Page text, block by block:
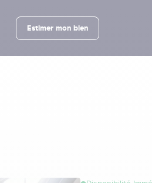
Estimer mon bien